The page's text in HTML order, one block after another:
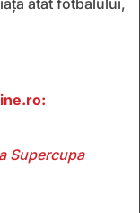
Supercupa